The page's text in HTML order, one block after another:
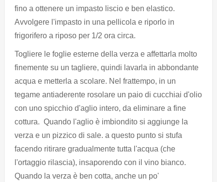
fino a ottenere un impasto liscio e ben elastico.
Avvolgere l'impasto in una pellicola e riporlo in
frigorifero a riposo per 1/2 ora circa.
Togliere le foglie esterne della verza e affettarla molto
finemente su un tagliere, quindi lavarla in abbondante
acqua e metterla a scolare. Nel frattempo, in un
tegame antiaderente rosolare un paio di cucchiai d'olio
con uno spicchio d'aglio intero, da eliminare a fine
cottura. Quando l'aglio è imbiondito si aggiunge la
verza e un pizzico di sale. a questo punto si stufa
facendo ritirare gradualmente tutta l'acqua (che
l'ortaggio rilascia), insaporendo con il vino bianco.
Quando la verza è ben cotta, anche un po'